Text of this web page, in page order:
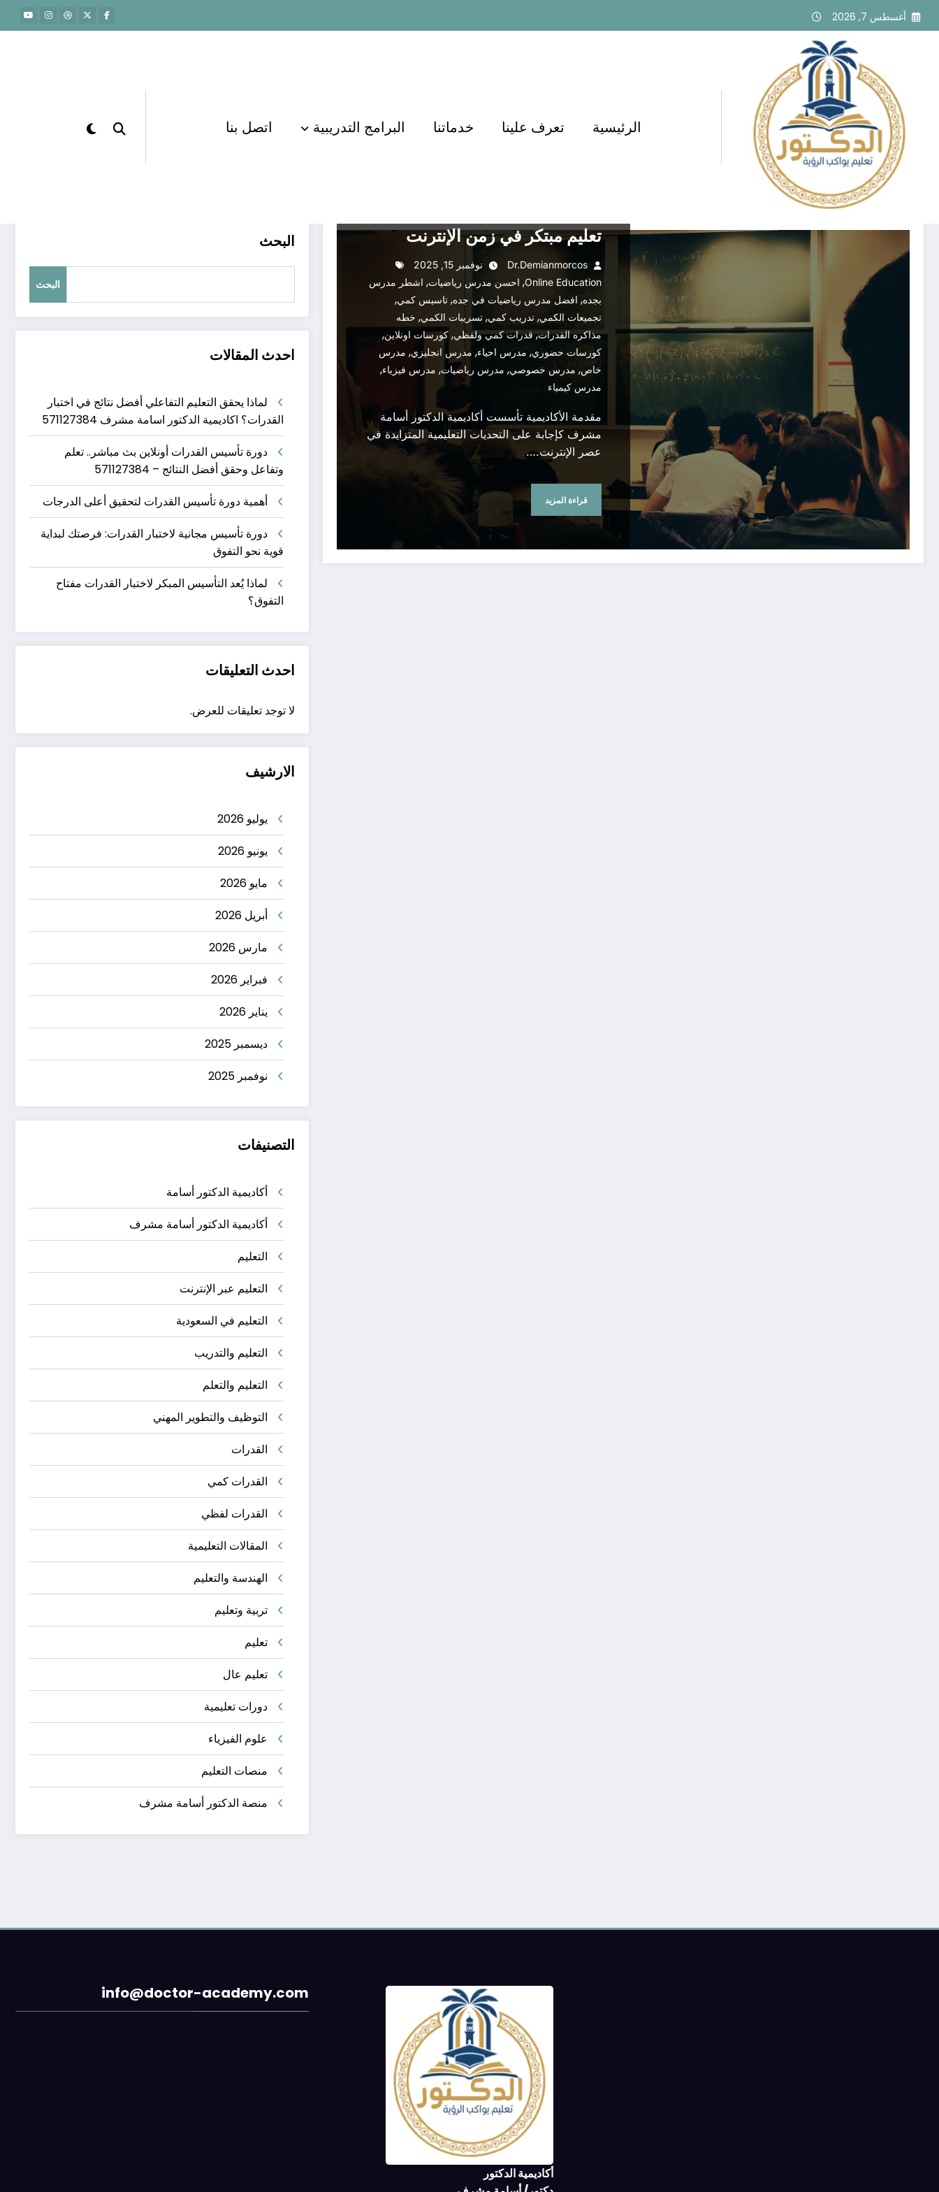
التجاوز
أغسطس 7, 2026
الرئيسية تعرف علينا خدماتنا البرامج التدريبية اتصل بنا
وسم: مدرس خاص
تعليم مبتكر في زمن الإنترنت
Dr.demianmorcos
نوفمبر 15, 2025
Online Education
, احسن مدرس رياضيات, اشطر مدرس
بجده, افضل مدرس رياضيات في جده, تاسيس كمي,
تجميعات الكمي, تدريب كمي, تسريبات الكمي, خطه
مذاكره القدرات,قدرات كمي ولفظي, كورسات اونلاين,
كورسات حضوري, مدرس احياء, مدرس انجليزي, مدرس
خاص, مدرس خصوصي, مدرس رياضيات, مدرس فيزياء,
مدرس كيمياء
مقدمة الأكاديمية تأسست أكاديمية الدكتور أسامة
مشرف كإجابة على التحديات التعليمية المتزايدة في
عصر الإنترنت.…
قراءة المزيد
البحث
البحث
احدث المقالات
لماذا يحقق التعليم التفاعلي أفضل نتائج في اختبار
القدرات؟ اكاديمية الدكتور اسامة مشرف 571127384
دورة تأسيس القدرات أونلاين بث مباشر.. تعلم
وتفاعل وحقق أفضل النتائج – 571127384
أهمية دورة تأسيس القدرات لتحقيق أعلى الدرجات
دورة تأسيس مجانية لاختبار القدرات: فرصتك لبداية
قوية نحو التفوق
لماذا يُعد التأسيس المبكر لاختبار القدرات مفتاح
التفوق؟
احدث التعليقات
لا توجد تعليقات للعرض.
الارشيف
يوليو 2026
يونيو 2026
مايو 2026
أبريل 2026
مارس 2026
فبراير 2026
يناير 2026
ديسمبر 2025
نوفمبر 2025
التصنيفات
أكاديمية الدكتور أسامة
أكاديمية الدكتور أسامة مشرف
التعليم
التعليم عبر الإنترنت
التعليم في السعودية
التعليم والتدريب
التعليم والتعلم
التوظيف والتطوير المهني
القدرات
القدرات كمي
القدرات لفظي
المقالات التعليمية
الهندسة والتعليم
تربية وتعليم
تعليم
تعليم عال
دورات تعليمية
علوم الفيزياء
منصات التعليم
منصة الدكتور أسامة مشرف
أكاديمية الدكتور
info@doctor-academy.com